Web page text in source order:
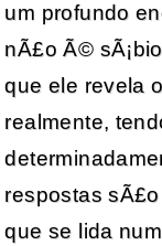
um profundo
nÃ£o Ã©
que ele revela
realmente,
respostas
que se lida